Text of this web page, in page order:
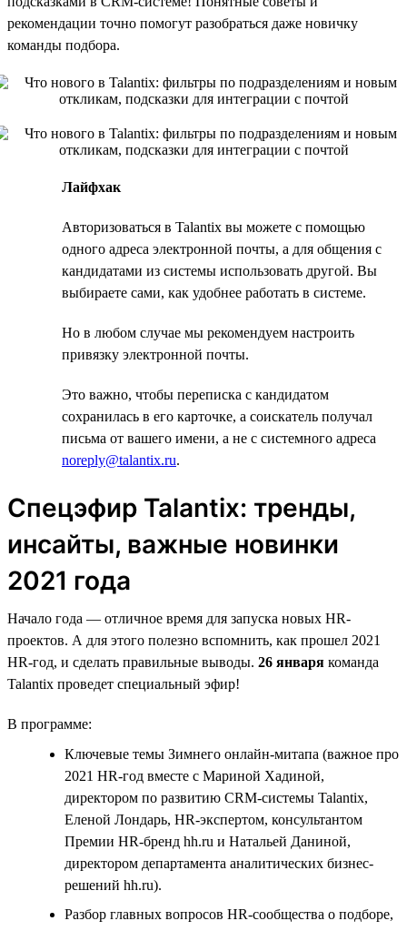
рекомендации точно помогут разобраться даже новичку
команды подбора.
Лайфхак
Авторизоваться в Talantix вы можете с помощью
одного адреса электронной почты, а для общения с
кандидатами из системы использовать другой. Вы
выбираете сами, как удобнее работать в системе.
Но в любом случае мы рекомендуем настроить
привязку электронной почты.
Это важно, чтобы переписка с кандидатом
сохранилась в его карточке, а соискатель получал
письма от вашего имени, а не с системного адреса
noreply@talantix.ru.
Спецэфир Talantiх: тренды,
инсайты, важные новинки
2021 года
Начало года — отличное время для запуска новых HR-
проектов. А для этого полезно вспомнить, как прошел 2021
HR-год, и сделать правильные выводы. 26 января команда
Talantix проведет специальный эфир!
В программе:
Ключевые темы Зимнего онлайн-митапа (важное про
2021 HR-год вместе с Мариной Хадиной,
директором по развитию CRM-системы Talantix,
Еленой Лондарь, HR-экспертом, консультантом
Премии HR-бренд hh.ru и Натальей Даниной,
директором департамента аналитических бизнес-
решений hh.ru).
Разбор главных вопросов HR-сообщества о подборе,